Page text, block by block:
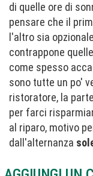
di quelle ore di
pensare che il
l'altro sia
contrappone
come spesso
sono tutte un po'
ristoratore, la
per farci
al riparo, motivo
dall'alternanza